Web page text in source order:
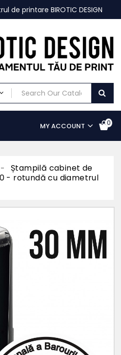
de printare BIROTIC DESIGN
0
MY ACCOUNT
Ștampilă cabinet de
- rotundă cu diametrul